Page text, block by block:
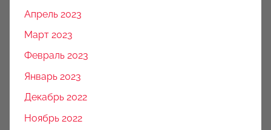
Апрель 2023
Март 2023
Февраль 2023
Январь 2023
Декабрь 2022
Ноябрь 2022